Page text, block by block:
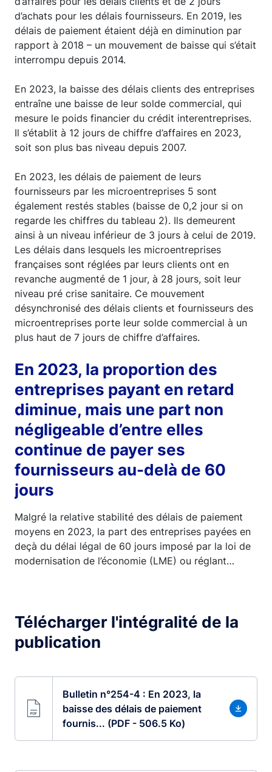
d’achats pour les délais fournisseurs. En 2019, les
délais de paiement étaient déjà en diminution par
rapport à 2018 – un mouvement de baisse qui s’était
interrompu depuis 2014.
En 2023, la baisse des délais clients des entreprises
entraîne une baisse de leur solde commercial, qui
mesure le poids financier du crédit interentreprises.
Il s’établit à 12 jours de chiffre d’affaires en 2023,
soit son plus bas niveau depuis 2007.
En 2023, les délais de paiement de leurs
fournisseurs par les microentreprises 5 sont
également restés stables (baisse de 0,2 jour si on
regarde les chiffres du tableau 2). Ils demeurent
ainsi à un niveau inférieur de 3 jours à celui de 2019.
Les délais dans lesquels les microentreprises
françaises sont réglées par leurs clients ont en
revanche augmenté de 1 jour, à 28 jours, soit leur
niveau pré crise sanitaire. Ce mouvement
désynchronisé des délais clients et fournisseurs des
microentreprises porte leur solde commercial à un
plus haut de 7 jours de chiffre d’affaires.
En 2023, la proportion des
entreprises payant en retard
diminue, mais une part non
négligeable d’entre elles
continue de payer ses
fournisseurs au-delà de 60
jours
Malgré la relative stabilité des délais de paiement
moyens en 2023, la part des entreprises payées en
deçà du délai légal de 60 jours imposé par la loi de
modernisation de l’économie (LME) ou réglant…
Télécharger l'intégralité de la
publication
Bulletin n°254-4 : En 2023, la
baisse des délais de paiement
fournis... (PDF - 506.5 Ko)